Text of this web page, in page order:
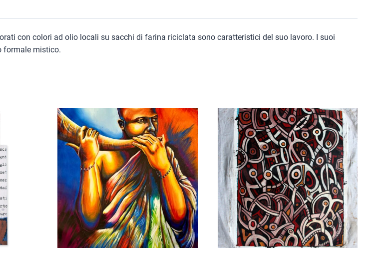
con colori ad olio locali su sacchi di farina riciclata sono caratteristici del suo lavoro. I suoi
formale mistico.